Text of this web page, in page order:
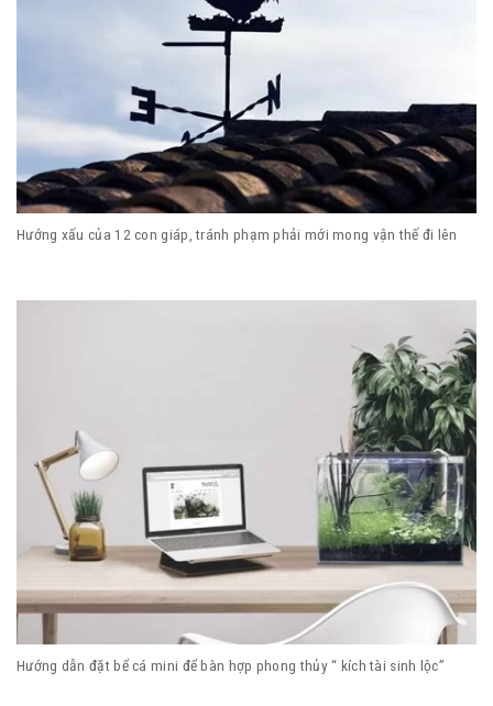
Hướng xấu của 12 con giáp, tránh phạm phải mới mong vận thế đi lên
Hướng dẫn đặt bể cá mini để bàn hợp phong thủy “ kích tài sinh lộc”